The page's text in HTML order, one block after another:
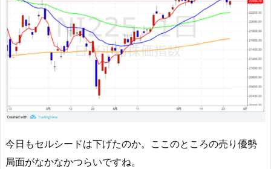
今日もセルシードは下げたのか。ここのところの売り優勢
局面がなかなかつらいですね。